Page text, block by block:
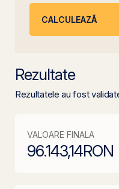
CALCULEAZĂ
Rezultate
Rezultatele au fost
VALOARE FINALA
96.143,14RON